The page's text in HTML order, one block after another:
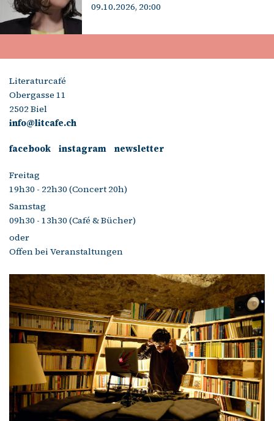
09.10.2026, 20:00
Literaturcafé
Obergasse 11
2502 Biel
info@litcafe.ch
facebook instagram newsletter
Freitag
19h30 - 22h30 (Concert 20h)
Samstag
09h30 - 13h30 (Café & Bücher)
oder
Offen bei Veranstaltungen